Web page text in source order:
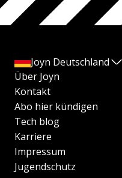
Joyn Deutschland
Über Joyn
Kontakt
Abo hier kündigen
Tech blog
Karriere
Impressum
Jugendschutz